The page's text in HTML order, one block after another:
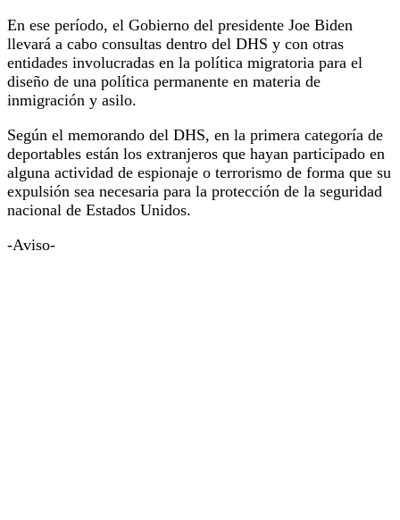
En ese período, el Gobierno del presidente Joe Biden
llevará a cabo consultas dentro del DHS y con otras
entidades involucradas en la política migratoria para el
diseño de una política permanente en materia de
inmigración y asilo.
Según el memorando del DHS, en la primera categoría de
deportables están los extranjeros que hayan participado en
alguna actividad de espionaje o terrorismo de forma que su
expulsión sea necesaria para la protección de la seguridad
nacional de Estados Unidos.
-Aviso-